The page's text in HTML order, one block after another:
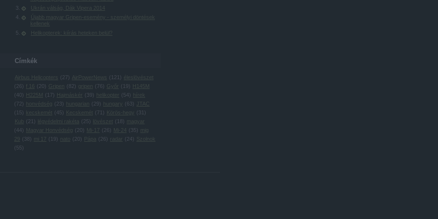
Ukrán válság, Dák Vipera 2014
Újabb magyar Gripen-esemény - személyi döntések
kellenek
Helikopterek: kiírás heteken belül?
Címkék
Airbus Helicopters (27) AirPowerNews ( 121 ) éleslövészet
(26 ) f 16 (20) Gripen (82) gripen (76 ) Győr ( 19) H145M
(40) H225M ( 17) Hajmáskér (39) helikopter (54) hírek
(72) honvédség (23) hungarian (29) hungary (63)
JTAC
( 15) kecskemét (45) Kecskemét (71 ) Körös-hegy (31 )
Kub
(21 ) légvédelmi rakéta (25) lövészet ( 18) magyar
(44) Magyar Honvédség (20) Mi-17 (26 ) Mi-24 (35) mig
29 (38) mi 17 ( 19) nato (20) Pápa (26 ) radar (24) Szolnok
(55)